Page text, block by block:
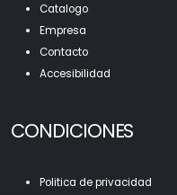
Catalogo
Empresa
Contacto
Accesibilidad
CONDICIONES
Politica de privacidad